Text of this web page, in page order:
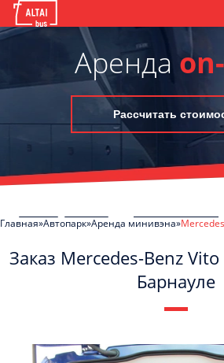
Аренда
Рассчитать
Главная Автопарк Аренда минивэна
Заказ Mercedes-Benz
Барнауле
Политикой
ознакомлен(а), даю согласие